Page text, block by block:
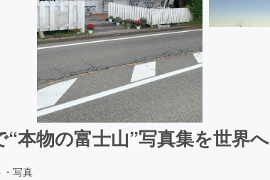
本物の富士山”写真集を世界へ
・写真